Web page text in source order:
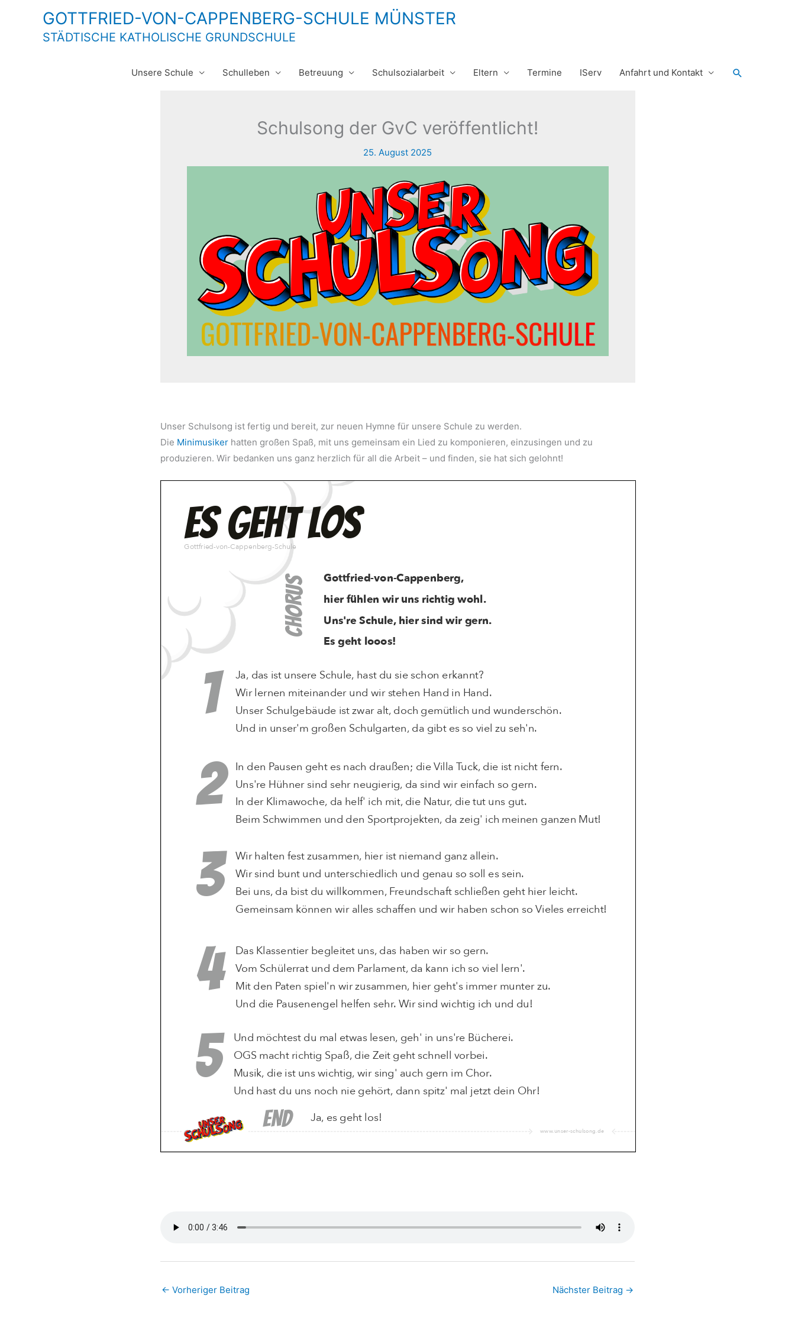
GOTTFRIED-VON-CAPPENBERG-SCHULE MÜNSTER
STÄDTISCHE KATHOLISCHE GRUNDSCHULE
Unsere Schule Schulleben Betreuung Schulsozialarbeit Eltern Termine IServ Anfahrt und Kontakt Suchen
Schulsong der GvC veröffentlicht!
25. August 2025
Unser Schulsong ist fertig und bereit, zur neuen Hymne für unsere Schule zu werden.
Die Minimusiker hatten großen Spaß, mit uns gemeinsam ein Lied zu komponieren, einzusingen und zu
produzieren. Wir bedanken uns ganz herzlich für all die Arbeit – und finden, sie hat sich gelohnt!
← Vorheriger Beitrag Nächster Beitrag →